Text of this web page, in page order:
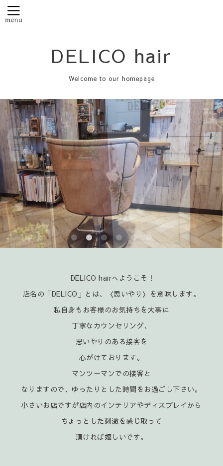
DELICO hair
Welcome to our homepage
DELICO hairへようこそ！
店名の「DELICO」とは、〈思いやり〉を意味します。
私自身もお客様のお気持ちを大事に
丁寧なカウンセリング、
思いやりのある接客を
心がけております。
マンツーマンでの接客と
なりますので、ゆったりとした時間をお過ごし下さい。
小さいお店ですが店内のインテリアやディスプレイから
ちょっとした刺激を感じ取って
頂ければ嬉 しいです。